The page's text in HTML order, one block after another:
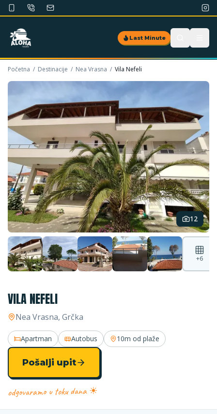
Last Minute
Početna / Destinacije / Nea Vrasna / Vila Nefeli
12
+6
VILA NEFELI
Nea Vrasna, Grčka
Apartman Autobus 10m od plaže
Pošalji upit
odgovaramo u toku dana ☀